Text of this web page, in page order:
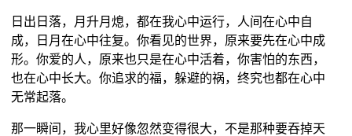
日出日落，月升月熄，都在我心中运行，人间在心中自
成，日月在心中往复。你看见的世界，原来要先在心中成
形。你爱的人，原来也只是在心中活着，你害怕的东西，
也在心中长大。你追求的福，躲避的祸，终究也都在心中
无常起落。
那一瞬间，我心里好像忽然变得很大，不是那种要吞掉天